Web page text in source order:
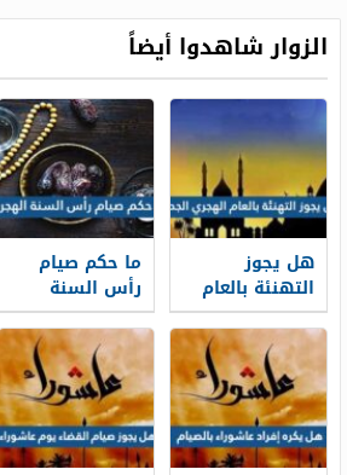
الزوار شاهدوا أيضاً
هل يجوز
التهنئة بالعام
الهجري الجديد
1448
ما حكم صيام
رأس السنة
الهجرية